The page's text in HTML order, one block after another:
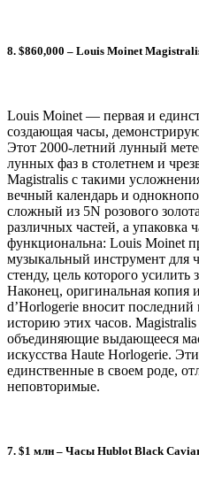
8. $860,000 – Louis Moinet
Louis Moinet — первая и
создающая часы,
Этот 2000-летний лунный
лунных фаз в столетнем и
Magistralis с такими
вечный календарь и
сложный из 5N розового
различных частей, а упаковка
функциональна: Louis Moinet
музыкальный инструмент для
стенду, цель которого усилить
Наконец, оригинальная копия
d’Horlogerie вносит
историю этих часов.
объединяющие выдающееся
искусства Haute Horlogerie.
единственные в своем роде,
неповторимые.
7. $1 млн – Часы Hublot Black